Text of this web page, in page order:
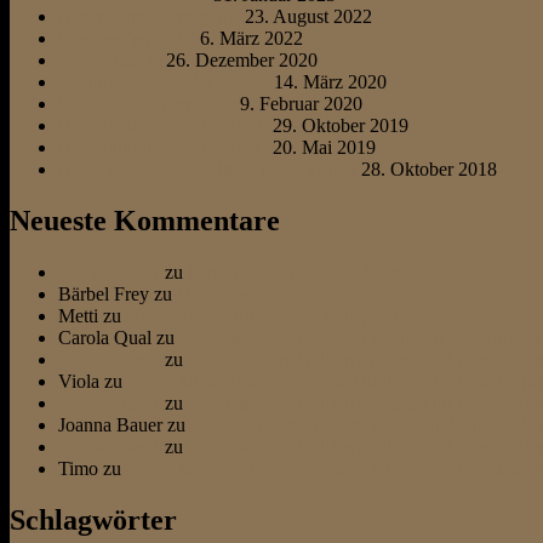
23. August 2022
6. März 2022
26. Dezember 2020
14. März 2020
9. Februar 2020
29. Oktober 2019
20. Mai 2019
28. Oktober 2018
Neueste Kommentare
zu
Bärbel Frey zu
Metti zu
Carola Qual zu
zu
Viola zu
zu
Joanna Bauerzu
zu
Timo zu
Schlagwörter